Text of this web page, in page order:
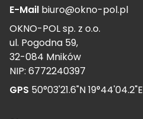
E-Mail biuro@okno-pol.pl
OKNO-POL sp. z o.o.
ul. Pogodna 59,
32-084 Mników
NIP: 6772240397
GPS 50°03'21.6"N 19°44'04.2"E